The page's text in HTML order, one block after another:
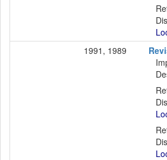
1991, 1989